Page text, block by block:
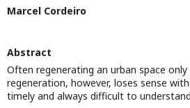
Marcel Cordeiro
Abstract
Often regenerating an urban space
regeneration, however, loses sense
timely and always difficult to